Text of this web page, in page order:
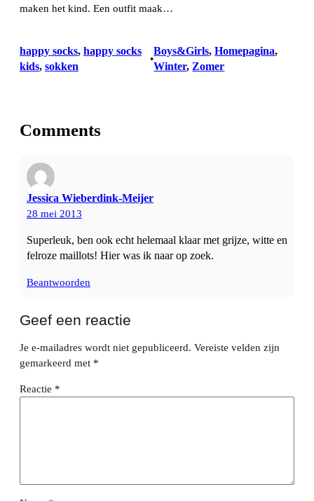
maken het kind. Een outfit maak…
happy socks, happy socks
kids, sokken
•
Boys&Girls, Homepagina
Winter, Zomer
Comments
Jessica Wieberdink-Meijer
28 mei 2013
Superleuk, ben ook echt helemaal klaar met grijze, witte en
felroze maillots! Hier was ik naar op zoek.
Beantwoorden
Geef een reactie
Je e-mailadres wordt niet gepubliceerd. Vereiste velden zijn
gemarkeerd met *
Reactie *